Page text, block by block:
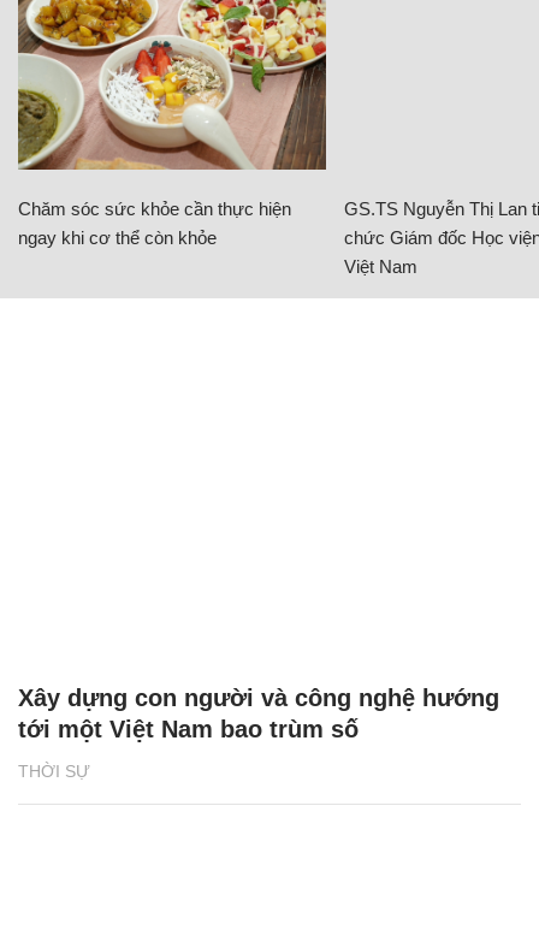
Chăm sóc sức khỏe cần thực hiện
ngay khi cơ thể còn khỏe
GS.TS Nguyễn Thị Lan
chức Giám đốc Học
Việt Nam
THỜI SỰ
Xây dựng con người và công nghệ hướng
tới một Việt Nam bao trùm số